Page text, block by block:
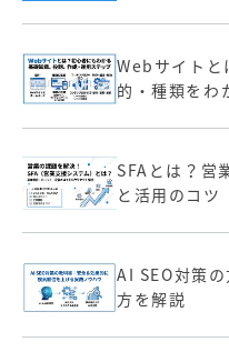
Webサイトと
的・種類をわ
SFAとは？営
と活用のコツ
AI SEO対策
方を解説